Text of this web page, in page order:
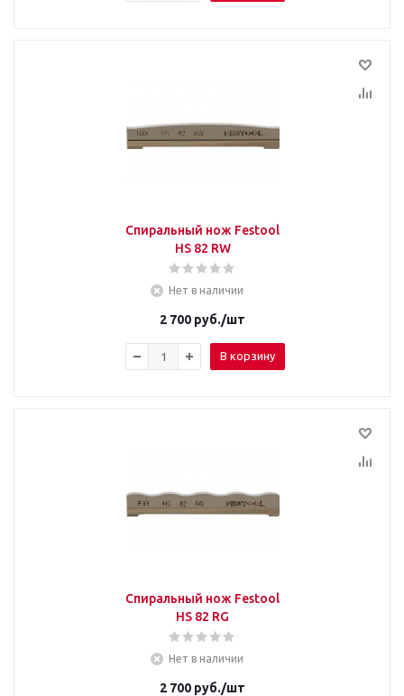
Спиральный нож Festool
HS 82 RW
Нет в наличии
2 700 руб./шт
В корзину
Спиральный нож Festool
HS 82 RG
Нет в наличии
2 700 руб./шт